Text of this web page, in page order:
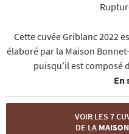
Cette cuvée Griblanc 2022
élaboré par la Maison
puisqu’il est composé
En
VOIR LES 7
DE LA